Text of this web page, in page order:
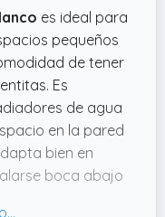
es ideal para
pequeños
de tener
Es
de agua
en la pared
bien en
boca abajo